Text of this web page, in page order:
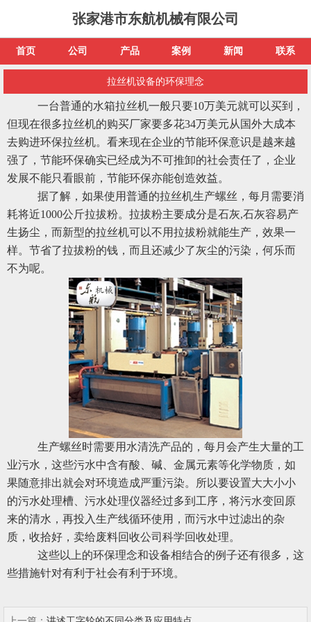
张家港市东航机械有限公司
首页 公司 产品 案例 新闻 联系
拉丝机设备的环保理念
一台普通的水箱拉丝机一般只要10万美元就可以买到，
但现在很多拉丝机的购买厂家要多花34万美元从国外大成本
去购进环保拉丝机。看来现在企业的节能环保意识是越来越
强了，节能环保确实已经成为不可推卸的社会责任了，企业
发展不能只看眼前，节能环保亦能创造效益。
据了解，如果使用普通的拉丝机生产螺丝，每月需要消
耗将近1000公斤拉拔粉。拉拔粉主要成分是石灰,石灰容易产
生扬尘，而新型的拉丝机可以不用拉拔粉就能生产，效果一
样。节省了拉拔粉的钱，而且还减少了灰尘的污染，何乐而
不为呢。
生产螺丝时需要用水清洗产品的，每月会产生大量的工
业污水，这些污水中含有酸、碱、金属元素等化学物质，如
果随意排出就会对环境造成严重污染。所以要设置大大小小
的污水处理槽、污水处理仪器经过多到工序，将污水变回原
来的清水，再投入生产线循环使用，而污水中过滤出的杂
质，收拾好，卖给废料回收公司科学回收处理。
这些以上的环保理念和设备相结合的例子还有很多，这
些措施针对有利于社会有利于环境。